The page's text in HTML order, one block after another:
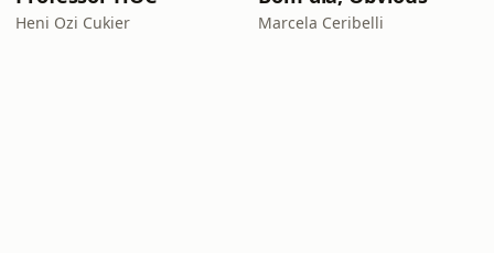
Heni Ozi Cukier Marcela Ceribelli